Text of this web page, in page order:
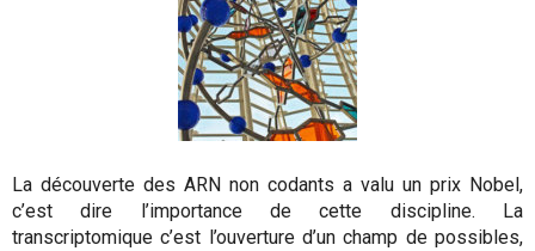
La découverte des ARN non codants a valu un prix Nobel,
c’est dire l’importance de cette discipline. La
transcriptomique c’est l’ouverture d’un champ de possibles,